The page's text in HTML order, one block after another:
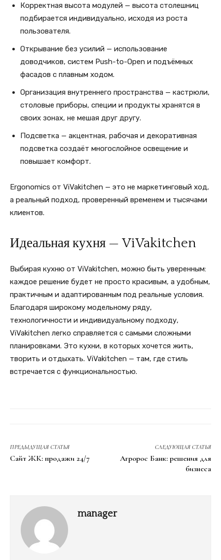
Корректная высота модулей — высота столешниц
подбирается индивидуально, исходя из роста
пользователя.
Открывание без усилий — использование
доводчиков, систем Push-to-Open и подъёмных
фасадов с плавным ходом.
Организация внутреннего пространства — кастрюли,
столовые приборы, специи и продукты хранятся в
своих зонах, не мешая друг другу.
Подсветка — акцентная, рабочая и декоративная
подсветка создаёт многослойное освещение и
повышает комфорт.
Ergonomics от ViVakitchen — это не маркетинговый ход,
а реальный подход, проверенный временем и тысячами
клиентов.
Идеальная кухня — ViVakitchen
Выбирая кухню от ViVakitchen, можно быть уверенным:
каждое решение будет не просто красивым, а удобным,
практичным и адаптированным под реальные условия.
Благодаря широкому модельному ряду,
технологичности и индивидуальному подходу,
ViVakitchen легко справляется с самыми сложными
планировками. Это кухни, в которых хочется жить,
творить и отдыхать. ViVakitchen — там, где стиль
встречается с функциональностью.
ПРЕДЫДУЩАЯ СТАТЬЯ
Сайт ЖК: продажи 24/7
СЛЕДУЮЩАЯ СТАТЬЯ
Агророс Банк: решения для
бизнеса
manager